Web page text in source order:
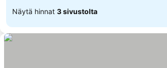
Näytä hinnat 3 sivustolta